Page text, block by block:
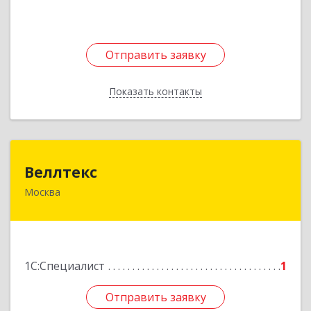
Отправить заявку
Показать контакты
Отправить заявку
Назад
Веллтекс
Москва
1С:Специалист 1
Отправить заявку
105122, Москва г, Щёлковское ш, дом № 2А
Отправить заявку